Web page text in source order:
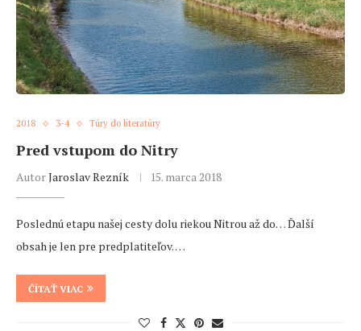
2018 3-4 Túry do literatúry
Pred vstupom do Nitry
AutorJaroslav Rezník 15. marca 2018
Poslednú etapu našej cesty dolu riekou Nitrou až do… Ďalší
obsah je len pre predplatiteľov. …
ČÍTAŤ VIAC